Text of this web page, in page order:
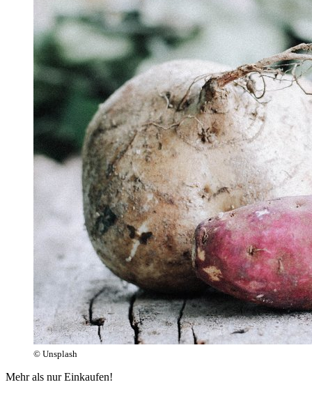
© Unsplash
Mehr als nur Einkaufen!